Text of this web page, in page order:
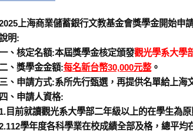
上海商業儲蓄銀行文教基金會獎學金開始申
明:
、核定名額:本屆獎學金核定頒發觀光學系大學
、獎學金金額:每名新台幣30,000元整。
三、申請方式:系所先行甄選，再提供名單給上海
四、申請人資格:
1.目前就讀觀光系大學部二年級以上的在學生為原
學年度各科學業在校成績全部及格，總平均